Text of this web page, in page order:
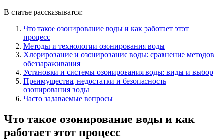
В статье рассказыватся:
Что такое озонирование воды и как работает этот
процесс
Методы и технологии озонирования воды
Хлорирование и озонирование воды: сравнение методов
обеззараживания
Установки и системы озонирования воды: виды и выбор
Преимущества, недостатки и безопасность
озонирования воды
Часто задаваемые вопросы
Что такое озонирование воды и как
работает этот процесс